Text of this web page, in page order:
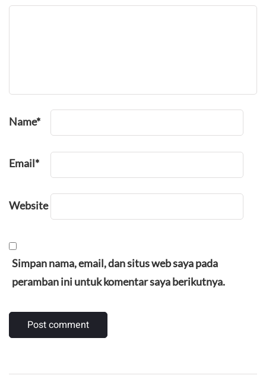
Name*
Email*
Website
Simpan nama, email, dan situs web saya pada
peramban ini untuk komentar saya berikutnya.